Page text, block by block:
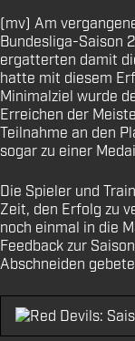
(mv) Am
Bundesliga-Saison
ergatterten damit
hatte mit diesem
Minimalziel wurde
Erreichen der
Teilnahme an den
sogar zu einer
Die Spieler und
Zeit, den Erfolg zu
noch einmal in die
Feedback zur
Abschneiden